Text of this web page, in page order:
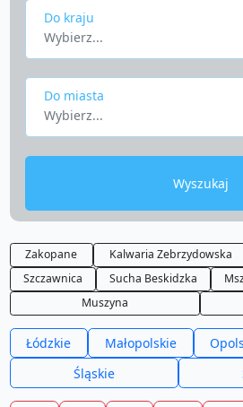
Do kraju
Wybierz...
Do miasta
Wybierz...
Wyszukaj
Zakopane Kalwaria Zebrzydowska
Szczawnica
Sucha Beskidzka
Muszyna
Łódzkie Małopolskie
Śląskie